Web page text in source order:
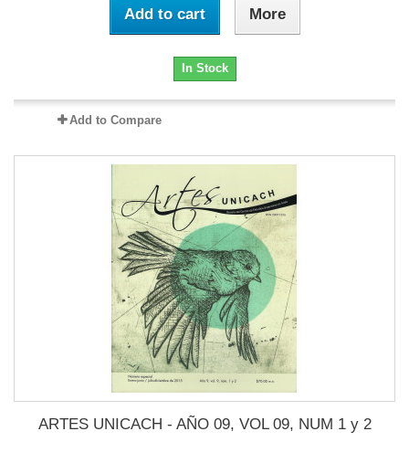
Add to cart More
In Stock
Add to Compare
ARTES UNICACH - AÑO 09, VOL 09, NUM 1 y 2